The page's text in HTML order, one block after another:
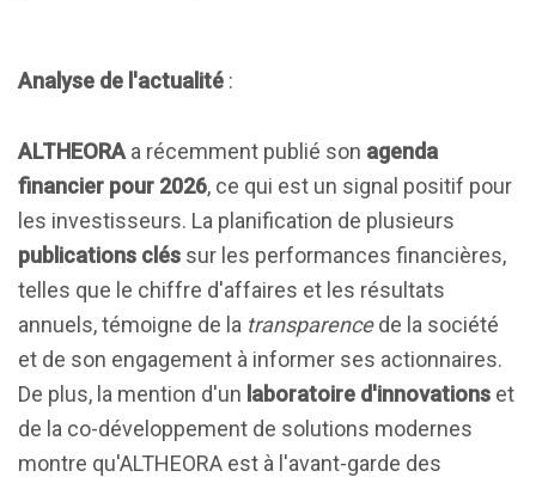
Analyse de l'actualité :
ALTHEORA a récemment publié son agenda
financier pour 2026, ce qui est un signal positif pour
les investisseurs. La planification de plusieurs
publications clés sur les performances financières,
telles que le chiffre d'affaires et les résultats
annuels, témoigne de la transparencede la société
et de son engagement à informer ses actionnaires.
De plus, la mention d'un laboratoire d'innovations et
de la co-développement de solutions modernes
montre qu'ALTHEORA est à l'avant-garde des